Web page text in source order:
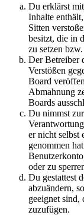
Du erklärst
Inhalte
Sitten
besitzt, die in
zu setzen
Der Betreiber
Verstößen
Board
Abmahnung
Boards
Du nimmst
er nicht selbst
genommen
oder zu
Du gestattest
abzuändern,
geeignet sind,
zuzufügen.